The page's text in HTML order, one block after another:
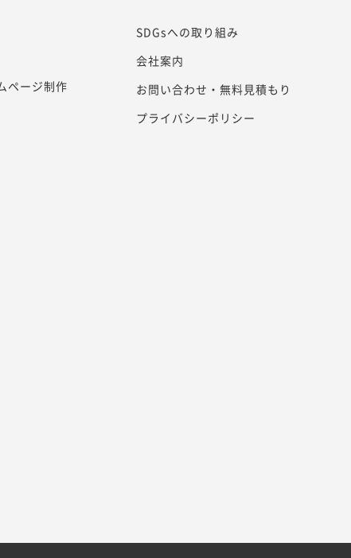
ページ制作
SDGsへの取り組み
会社案内
お問い合わせ・無料見積もり
プライバシーポリシー